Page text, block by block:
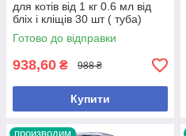
для котів від 1 кг 0.6 мл від
бліх і кліщів 30 шт ( туба)
Готово до відправки
938,60 ₴ 988 ₴
Купити
производим